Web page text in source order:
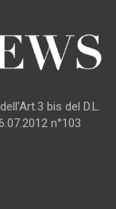
bis del D.L.
n°103